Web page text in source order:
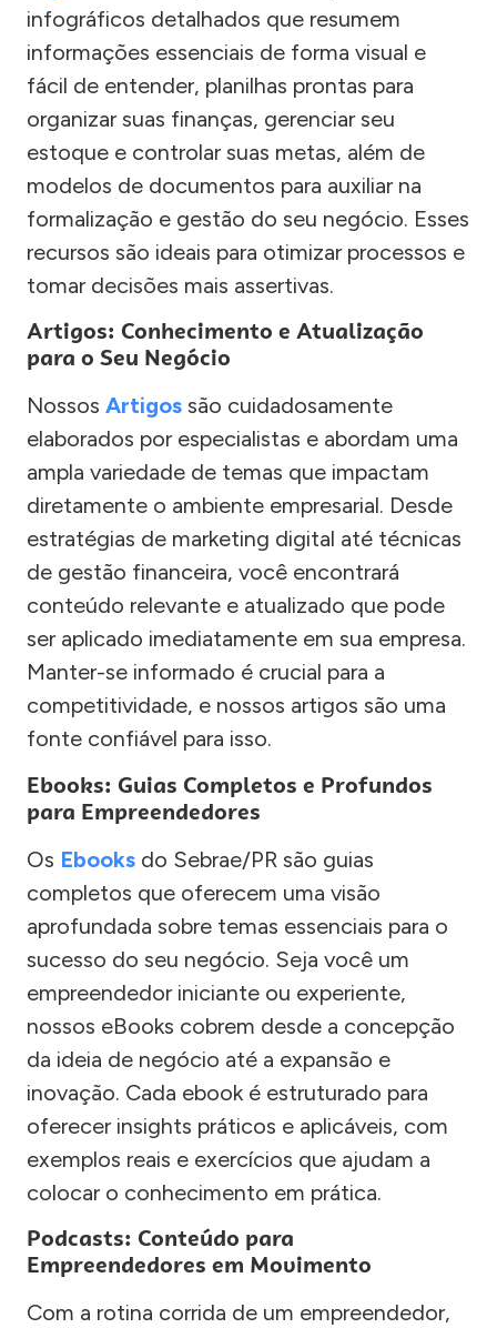
infográficos detalhados que resumem
informações essenciais de forma visual e
fácil de entender, planilhas prontas para
organizar suas finanças, gerenciar seu
estoque e controlar suas metas, além de
modelos de documentos para auxiliar na
formalização e gestão do seu negócio. Esses
recursos são ideais para otimizar processos e
tomar decisões mais assertivas.
Artigos: Conhecimento e Atualização
para o Seu Negócio
Nossos Artigos são cuidadosamente
elaborados por especialistas e abordam uma
ampla variedade de temas que impactam
diretamente o ambiente empresarial. Desde
estratégias de marketing digital até técnicas
de gestão financeira, você encontrará
conteúdo relevante e atualizado que pode
ser aplicado imediatamente em sua empresa.
Manter-se informado é crucial para a
competitividade, e nossos artigos são uma
fonte confiável para isso.
Ebooks: Guias Completos e Profundos
para Empreendedores
Os Ebooks do Sebrae/PR são guias
completos que oferecem uma visão
aprofundada sobre temas essenciais para o
sucesso do seu negócio. Seja você um
empreendedor iniciante ou experiente,
nossos eBooks cobrem desde a concepção
da ideia de negócio até a expansão e
inovação. Cada ebook é estruturado para
oferecer insights práticos e aplicáveis, com
exemplos reais e exercícios que ajudam a
colocar o conhecimento em prática.
Podcasts: Conteúdo para
Empreendedores em Movimento
Com a rotina corrida de um empreendedor,